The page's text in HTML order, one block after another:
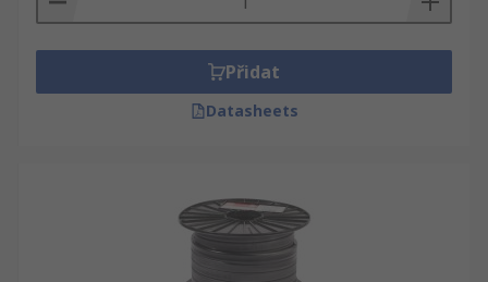
Přidat
Datasheets